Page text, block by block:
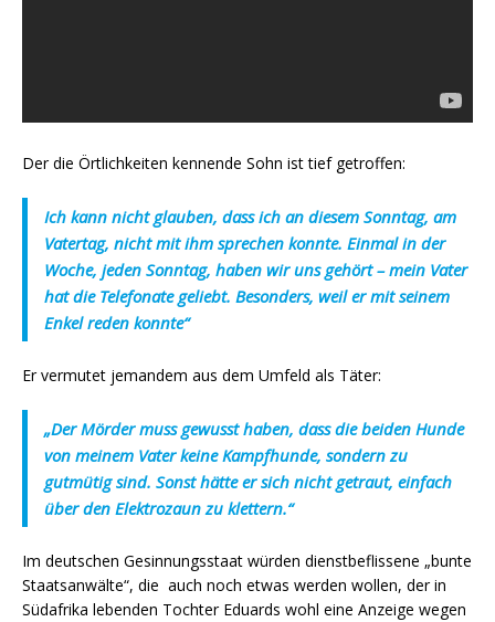
Der die Örtlichkeiten kennende Sohn ist tief getroffen:
Ich kann nicht glauben, dass ich an diesem Sonntag, am
Vatertag, nicht mit ihm sprechen konnte. Einmal in der
Woche, jeden Sonntag, haben wir uns gehört – mein Vater
hat die Telefonate geliebt. Besonders, weil er mit seinem
Enkel reden konnte“
Er vermutet jemandem aus dem Umfeld als Täter:
„Der Mörder muss gewusst haben, dass die beiden Hunde
von meinem Vater keine Kampfhunde, sondern zu
gutmütig sind. Sonst hätte er sich nicht getraut, einfach
über den Elektrozaun zu klettern.“
Im deutschen Gesinnungsstaat würden dienstbeflissene „bunte
Staatsanwälte“, die auch noch etwas werden wollen, der in
Südafrika lebenden Tochter Eduards wohl eine Anzeige wegen